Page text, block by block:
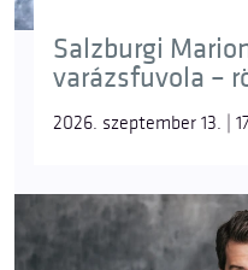
Salzburgi
varázsfuvola –
2026. szeptember 13. |